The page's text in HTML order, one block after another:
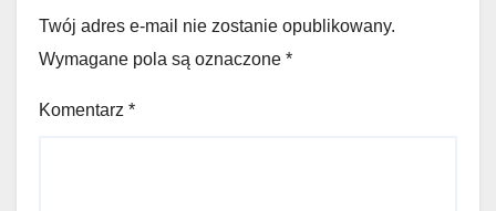
Twój adres e-mail nie zostanie opublikowany.
Wymagane pola są oznaczone *
Komentarz *